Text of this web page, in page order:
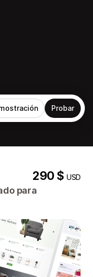
Probar
290 $USD
para